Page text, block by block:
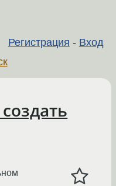
Регистрация - Вход